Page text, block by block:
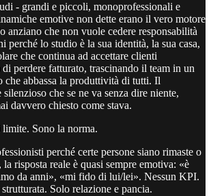
- grandi e piccoli, monoprofessionali e
emotive non dette erano il vero motore
anziano che non vuole cedere responsabilità
perché lo studio è la sua identità, la sua casa,
che continua ad accettare clienti
perdere fatturato, trascinando il team in un
che abbassa la produttività di tutti. Il
che se ne va senza dire niente,
davvero chiesto come stava.
Sono la norma.
perché certe persone siano rimaste o
la risposta reale è quasi sempre emotiva: «è
da anni», «mi fido di lui/lei». Nessun KPI.
Solo relazione e pancia.